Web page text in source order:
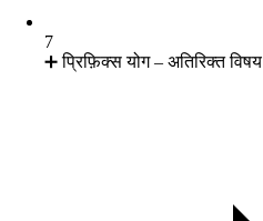
7
➕ प्रिफ़िक्स योग – अतिरिक्त विषय